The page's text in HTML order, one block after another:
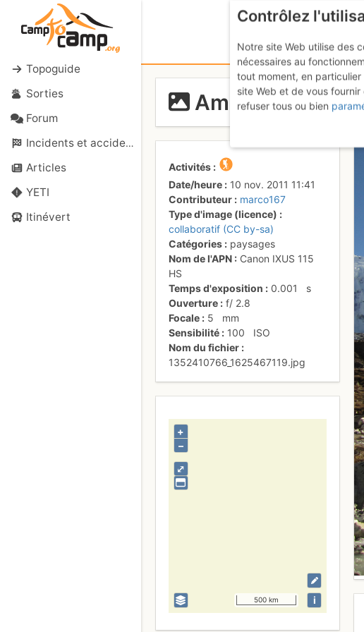
Topoguide
Sorties
Forum
Incidents et accidents
Articles
YETI
Itinévert
Ama Dablam
Activités
Date/heure
10 nov. 2011 11:41
Contributeur
marco167
Type d'image (licence)
collaboratif (CC by-sa)
Catégories
paysages
Nom de l'APN
Canon IXUS 115
HS
Temps d'exposition
0.001
s
Ouverture
f/2.8
Focale
5
mm
Sensibilité
100
ISO
Nom du fichier
1352410766_1625467119.jpg
⤢
+
–
500 km i
Contrôlez
Notre site Web utilise des
nécessaires au
tout moment, en
site Web et de vous
refuser tous ou bien